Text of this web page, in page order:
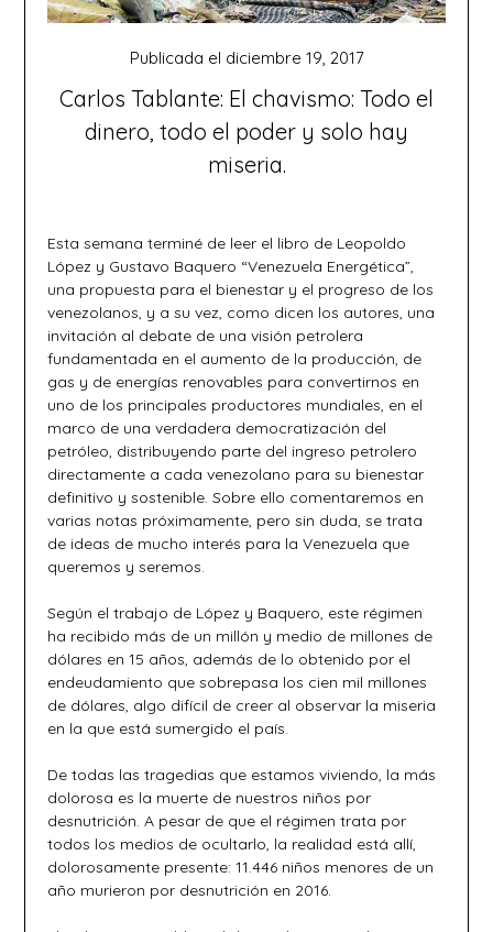
Carlos Tablante: El chavismo: Todo el
dinero, todo el poder y solo hay
miseria.
Publicada el diciembre 19, 2017
Esta semana terminé de leer el libro de Leopoldo
López y Gustavo Baquero “Venezuela Energética”,
una propuesta para el bienestar y el progreso de los
venezolanos, y a su vez, como dicen los autores, una
invitación al debate de una visión petrolera
fundamentada en el aumento de la producción, de
gas y de energías renovables para convertirnos en
uno de los principales productores mundiales, en el
marco de una verdadera democratización del
petróleo, distribuyendo parte del ingreso petrolero
directamente a cada venezolano para su bienestar
definitivo y sostenible. Sobre ello comentaremos en
varias notas próximamente, pero sin duda, se trata
de ideas de mucho interés para la Venezuela que
queremos y seremos.
Según el trabajo de López y Baquero, este régimen
ha recibido más de un millón y medio de millones de
dólares en 15 años, además de lo obtenido por el
endeudamiento que sobrepasa los cien mil millones
de dólares, algo difícil de creer al observar la miseria
en la que está sumergido el país.
De todas las tragedias que estamos viviendo, la más
dolorosa es la muerte de nuestros niños por
desnutrición. A pesar de que el régimen trata por
todos los medios de ocultarlo, la realidad está allí,
dolorosamente presente: 11.446 niños menores de un
año murieron por desnutrición en 2016.